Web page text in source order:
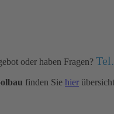
oder haben Fragen?
finden Sie hier